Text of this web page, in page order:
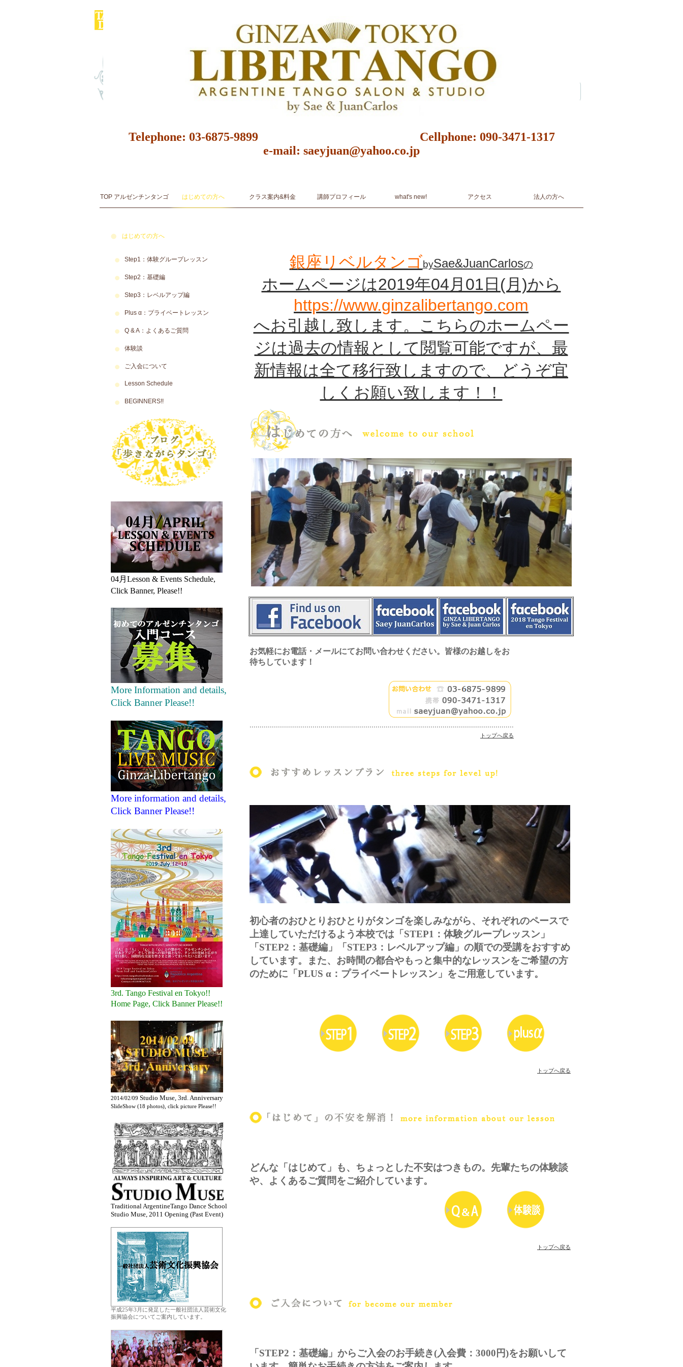
Telephone: 03-6875-9899 Cellphone: 090-3471-1317
e-mail: saeyjuan@yahoo.co.jp
TOP アルゼンチンタンゴ はじめての方へ クラス案内&料金 講師プロフィール what's new! アクセス 法人の方へ
銀座リベルタンゴbySae&JuanCarlosの
ホームページは2019年04月01日(月)から
https://www.ginzalibertango.com
へお引越し致します。こちらのホームペー
ジは過去の情報として閲覧可能ですが、最
新情報は全て移行致しますので、どうぞ宜
しくお願い致します！！
お気軽にお電話・メールにてお問い合わせください。皆様のお越しをお
待ちしています！
..................................................................................................................................
トップへ戻る
初心者のおひとりおひとりがタンゴを楽しみながら、それぞれのペースで
上達していただけるよう本校では 「STEP1：体験グループレッスン」
「STEP2：基礎編」「STEP3：レベルアップ編」の順での受講をおすすめ
しています。また、お時間の都合やもっと集中的なレッスンをご希望の方
のために「PLUS α：プライベートレッスン」をご用意しています。
トップへ戻る
どんな「はじめて」も、ちょっとした不安はつきもの。先輩たちの体験談
や、よくあるご質問をご紹介しています。
トップへ戻る
「STEP2：基礎編」からご入会のお手続き(入会費：3000円)をお願いして
はじめての方へ
Step1：体験グループレッスン
Step2：基礎編
Step3：レベルアップ編
Plus α：プライベートレッスン
Q & A：よくあるご質問
体験談
ご入会について
Lesson Schedule
BEGINNERS!!
04月Lesson & Events Schedule,
Click Banner, Please!!
More Information and details,
Click Banner Please!!
More information and details,
Click Banner Please!!
3rd. Tango Festival en Tokyo!!
Home Page, Click Banner Please!!
2014/02/09 Studio Muse, 3rd. Anniversary
SlideShow (18 photos), click picture Please!!
Traditional ArgentineTango Dance School
Studio Muse, 2011 Opening (Past Event)
平成25年3月に発足した一般社団法人芸術文化
振興協会についてご案内しています。